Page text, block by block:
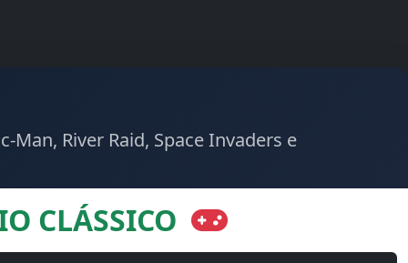
River Raid, Space Invaders e
CLÁSSICO